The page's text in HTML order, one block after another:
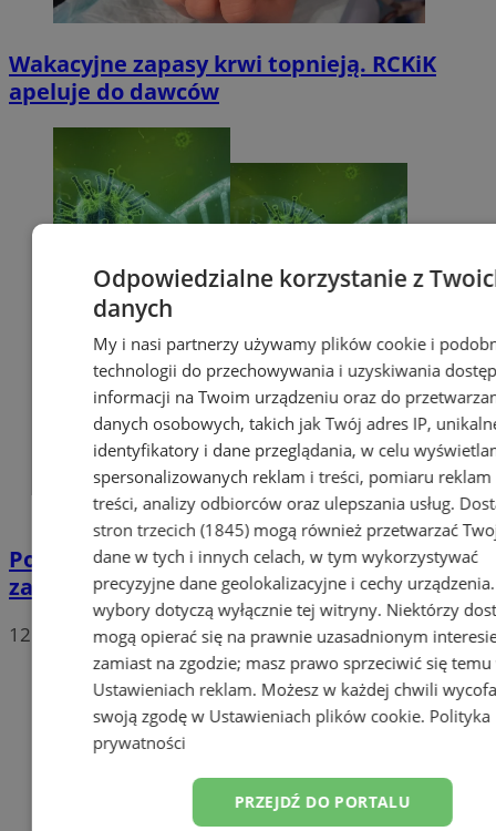
Wakacyjne zapasy krwi topnieją. RCKiK
apeluje do dawców
Potwierdzono pierwszy przypadek
zarażenia koronawirusem w Sosnowcu
12
Odpowiedzialne korzystanie z
danych
My i nasi partnerzy używamy plików cookie i
technologii do przechowywania i uzyskiwania
informacji na Twoim urządzeniu oraz do
danych osobowych, takich jak Twój adres IP,
identyfikatory i dane przeglądania, w celu
spersonalizowanych reklam i treści, pomiaru reklam
treści, analizy odbiorców oraz ulepszania usług.
stron trzecich (1845)mogą również przetwarzać
dane w tych i innych celach, w tym wykorzystywać
precyzyjne dane geolokalizacyjne i cechy
wybory dotyczą wyłącznie tej witryny. Niektórzy
mogą opierać się na prawnie uzasadnionym
zamiast na zgodzie; masz prawo sprzeciwić się temu
Ustawieniach reklam. Możesz w każdej chwili
swoją zgodę w Ustawieniach plików cookie. Polityka
prywatności
PRZEJDŹ DO PORTALU